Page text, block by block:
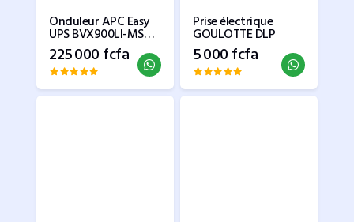
Onduleur APC Easy
UPS BVX900LI-MS
1500VA
225 000 fcfa
Prise électrique
GOULOTTE DLP
5 000 fcfa